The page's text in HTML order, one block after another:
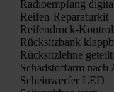
Radio­emp­fang
Rei­fen-Repa­ra­tur­kit
Rei­fen­druck-
Rück­sitz­bank
Rück­sitz­leh­ne
Schad­stoff­arm nach
Schein­wer­fer LED